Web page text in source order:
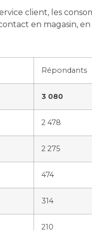
client, les
en magasin, en
Répondants
3 080
2 478
2 275
474
314
210